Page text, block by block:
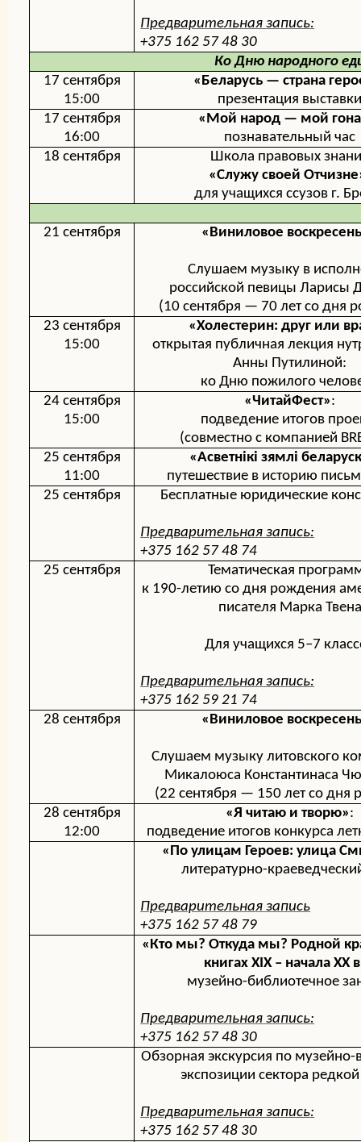
Предварительная запись:
+375 162 57 48 30
Ко Дню народного
17 сентября
15:00
«Беларусь — страна
презентация выставки
17 сентября
16:00
«Мой народ — мой
познавательный час
18 сентября
Школа правовых
«Служу своей
для учащихся ссузов г.
21 сентября «Виниловое
Слушаем музыку в
российской певицы Ларисы
(10 сентября — 70 лет со дня
23 сентября
15:00
«Холестерин: друг или
открытая публичная лекция
Анны Путилиной:
ко Дню пожилого
24 сентября
15:00
«ЧитайФест»:
подведение итогов
(совместно с компанией
25 сентября
11:00
«Асветнікі зямлі
путешествие в историю
25 сентября
Бесплатные юридические
Предварительная запись:
+375 162 57 48 74
25 сентября
Тематическая
к 190-летию со дня рождения
писателя Марка Твена
Для учащихся 5–7
Предварительная запись:
+375 162 59 21 74
28 сентября
«Виниловое
Слушаем музыку литовского
Микалоюса Константинаса
(22 сентября — 150 лет со дня
28 сентября
12:00
«Я читаю и творю»:
подведение итогов конкурса
«По улицам Героев: улица
литературно-
Предварительная запись
+375 162 57 48 79
«Кто мы? Откуда мы? Родной
книгах XIX– начала XX
музейно-библиотечное
Предварительная запись:
+375 162 57 48 30
Обзорная экскурсия по музейно-
экспозиции сектора
Предварительная запись:
+375 162 57 48 30